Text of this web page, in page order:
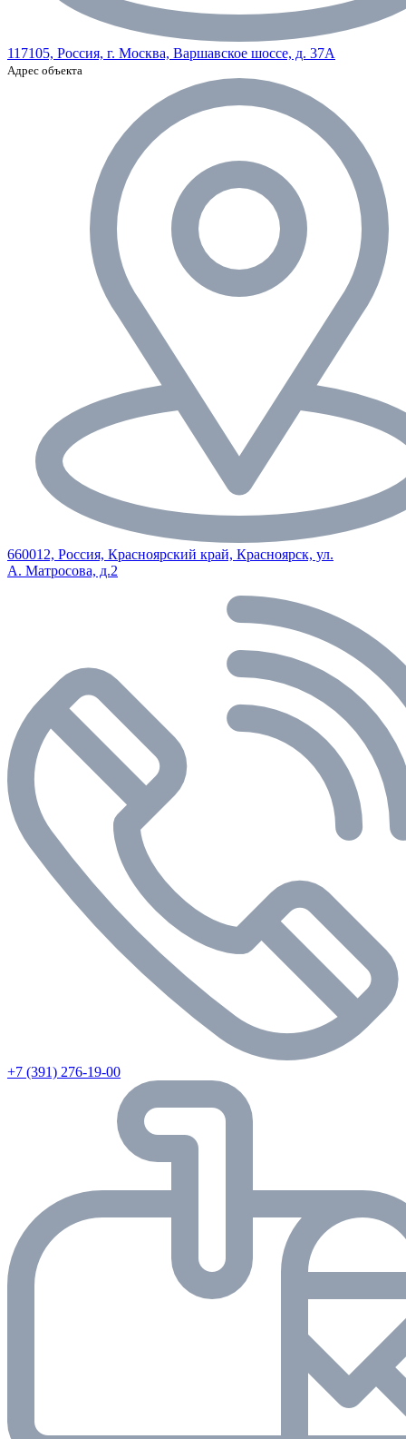
117105, Россия, г. Москва, Варшавское шоссе, д. 37А
Адрес объекта
660012, Россия, Красноярский край, Красноярск, ул.
А. Матросова, д.2
+7 (391) 276-19-00